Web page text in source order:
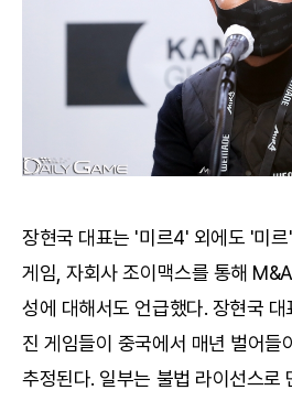
장현국 대표는 '미르4' 외에도 '미
게임, 자회사 조이맥스를 통해
성에 대해서도 언급했다. 장현국
진 게임들이 중국에서 매년 벌어들
추정된다. 일부는 불법 라이선스로